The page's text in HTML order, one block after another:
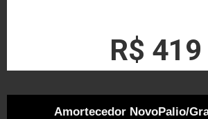
R$ 419
Amortecedor NovoPalio/